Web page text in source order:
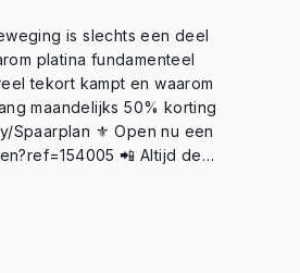
is slechts een deel
tekort kampt en waarom
Open nu een
📲 Altijd de